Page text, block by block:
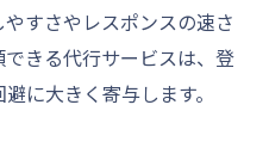
すさやレスポンスの速さ
きる代行サービスは、登
に大きく寄与します。